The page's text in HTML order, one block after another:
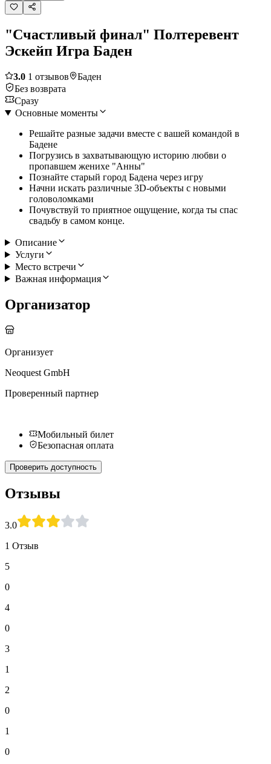
"Счастливый финал" Полтеревент
Эскейп Игра Баден
3.0 1 отзывов
Баден
Без возврата
Сразу
Основные моменты
Решайте разные задачи вместе с вашей командой в
Бадене
Погрузись в захватывающую историю любви о
пропавшем женихе "Анны"
Познайте старый город Бадена через игру
Начни искать различные 3D-объекты с новыми
головоломками
Почувствуй то приятное ощущение, когда ты спас
свадьбу в самом конце.
Описание
Услуги
Место встречи
Важная информация
Организатор
Организует
Neoquest GmbH
Проверенный партнер
Мобильный билет
Безопасная оплата
Проверить доступность
Отзывы
3.0
1 Отзыв
5
0
4
0
3
1
2
0
1
0